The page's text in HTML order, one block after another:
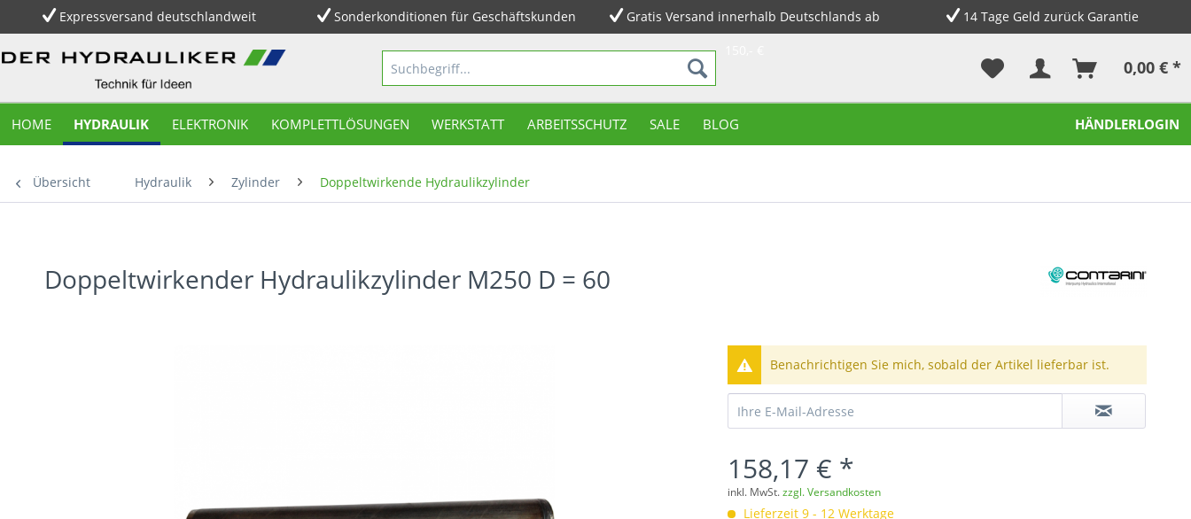
Expressversand deutschlandweit Sonderkonditionen für Geschäftskunden
Gratis Versand innerhalb Deutschlands ab
14 Tage Geld zurück Garantie
0,00 € *
HOME HYDRAULIK ELEKTRONIK KOMPLETTLÖSUNGEN WERKSTATT ARBEITSSCHUTZ SALE BLOG HÄNDLERLOGIN
Übersicht Hydraulik Zylinder Doppeltwirkende Hydraulikzylinder
Doppeltwirkender Hydraulikzylinder M250 D = 60
Benachrichtigen Sie mich, sobald der Artikel lieferbar ist.
158,17 € *
inkl. MwSt.zzgl. Versandkosten
Lieferzeit 9 - 12 Werktage